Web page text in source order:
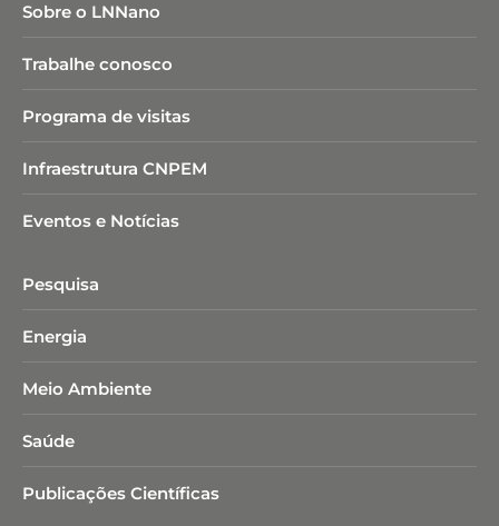
Sobre o LNNano
Trabalhe conosco
Programa de visitas
Infraestrutura CNPEM
Eventos e Notícias
Pesquisa
Energia
Meio Ambiente
Saúde
Publicações Científicas